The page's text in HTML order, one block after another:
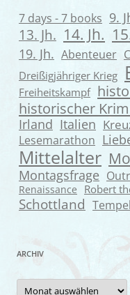
7 days - 7 books 9.
13. Jh. 14. Jh.
19. Jh. Abenteuer
Dreißigjähriger Krieg
Freiheitskampf
historischer
Irland Italien
Lesemarathon
Mittelalter
Montagsfrage
Renaissance Robert
Schottland
ARCHIV
Archiv